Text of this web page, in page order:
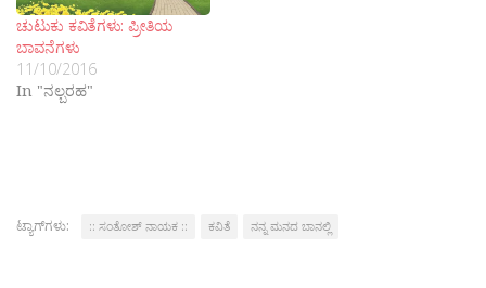
ಚುಟುಕು ಕವಿತೆಗಳು: ಪ್ರೀತಿಯ
ಬಾವನೆಗಳು
11/10/2016
In "ನಲ್ಬರಹ"
ಟ್ಯಾಗ್‌ಗಳು: :: ಸಂತೋಶ್ ನಾಯಕ :: ಕವಿತೆ ನನ್ನ ಮನದ ಬಾನಲ್ಲಿ